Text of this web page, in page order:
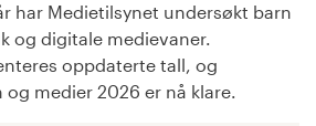
har Medietilsynet undersøkt barn
og digitale medievaner.
oppdaterte tall, og
og medier 2026 er nå klare.